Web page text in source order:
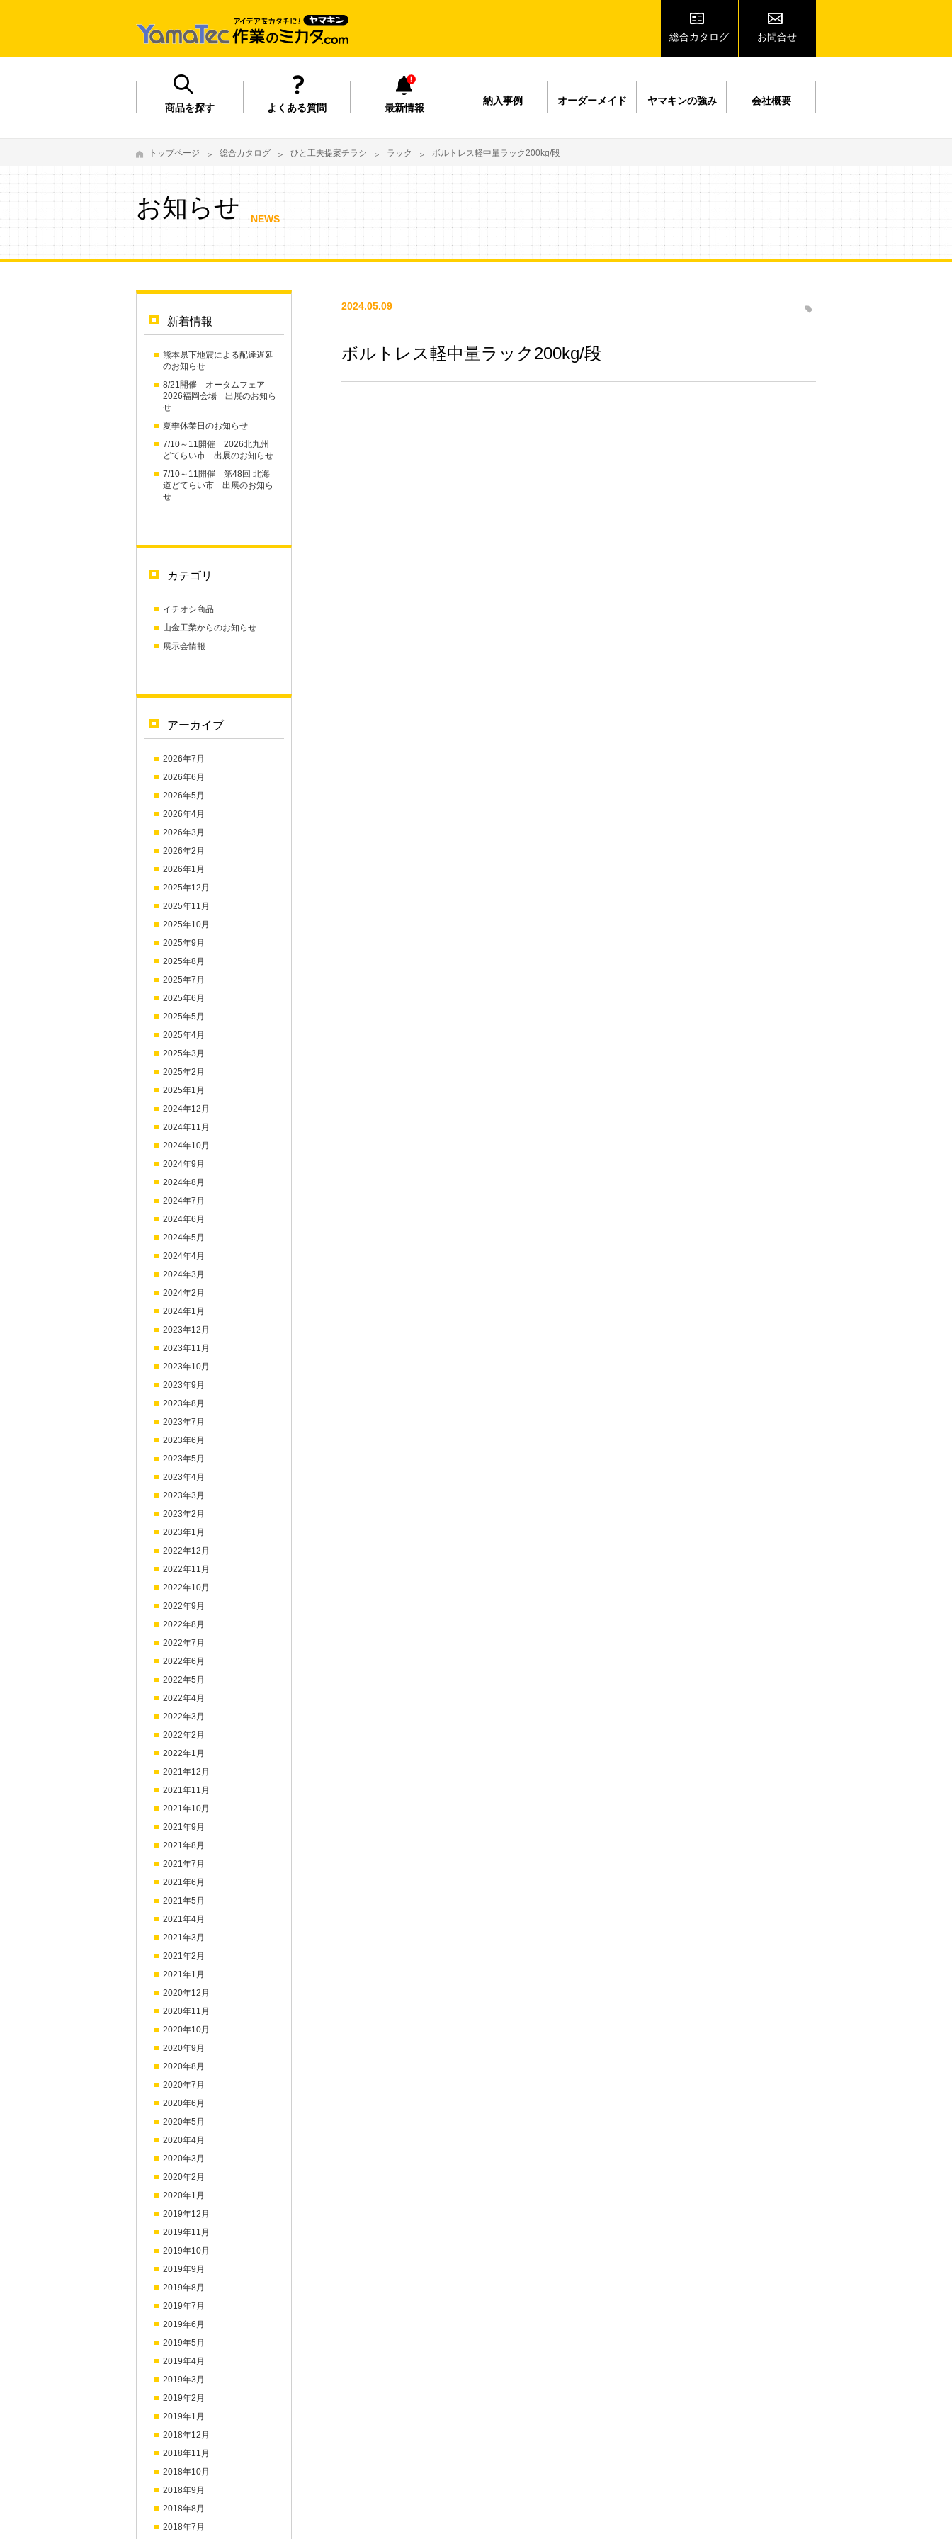
総合カタログ お問合せ
商品を探す よくある質問 最新情報
納入事例 オーダーメイド ヤマキンの強み 会社概要
トップページ 総合カタログ ひと工夫提案チラシ ラック ボルトレス軽中量ラック200kg/段
お知らせ NEWS
新着情報
熊本県下地震による配達遅延
のお知らせ
8/21開催 オータムフェア
2026福岡会場 出展のお知ら
せ
夏季休業日のお知らせ
7/10～11開催 2026北九州
どてらい市 出展のお知らせ
7/10～11開催 第48回 北海
道どてらい市 出展のお知ら
せ
カテゴリ
イチオシ商品
山金工業からのお知らせ
展示会情報
アーカイブ
2026年7月
2026年6月
2026年5月
2026年4月
2026年3月
2026年2月
2026年1月
2025年12月
2025年11月
2025年10月
2025年9月
2025年8月
2025年7月
2025年6月
2025年5月
2025年4月
2025年3月
2025年2月
2025年1月
2024年12月
2024年11月
2024年10月
2024年9月
2024年8月
2024年7月
2024年6月
2024年5月
2024年4月
2024年3月
2024年2月
2024年1月
2023年12月
2023年11月
2023年10月
2023年9月
2023年8月
2023年7月
2023年6月
2023年5月
2023年4月
2023年3月
2023年2月
2023年1月
2022年12月
2022年11月
2022年10月
2022年9月
2022年8月
2022年7月
2022年6月
2022年5月
2022年4月
2022年3月
2022年2月
2022年1月
2021年12月
2021年11月
2021年10月
2021年9月
2021年8月
2021年7月
2021年6月
2021年5月
2021年4月
2021年3月
2021年2月
2021年1月
2020年12月
2020年11月
2020年10月
2020年9月
2020年8月
2020年7月
2020年6月
2020年5月
2020年4月
2020年3月
2020年2月
2020年1月
2019年12月
2019年11月
2019年10月
2019年9月
2019年8月
2019年7月
2019年6月
2019年5月
2019年4月
2019年3月
2019年2月
2019年1月
2018年12月
2018年11月
2018年10月
2018年9月
2018年8月
2018年7月
2024.05.09
ボルトレス軽中量ラック200kg/段